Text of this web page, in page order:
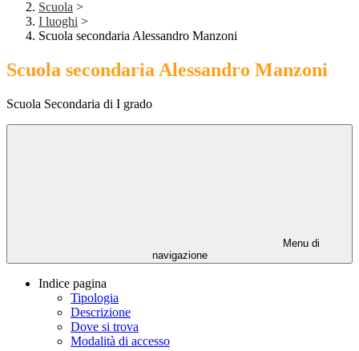
Scuola >
I luoghi >
Scuola secondaria Alessandro Manzoni
Scuola secondaria Alessandro Manzoni
Scuola Secondaria di I grado
Menu di
navigazione
Indice pagina
Tipologia
Descrizione
Dove si trova
Modalità di accesso